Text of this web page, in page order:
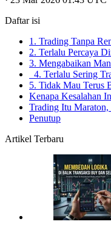
Daftar isi
1. Trading Tanpa
2. Terlalu Percaya
3. Mengabaikan
4. Terlalu Sering
5. Tidak Mau Terus
Kenapa Kesalahan
Trading Itu
Penutup
Artikel Terbaru